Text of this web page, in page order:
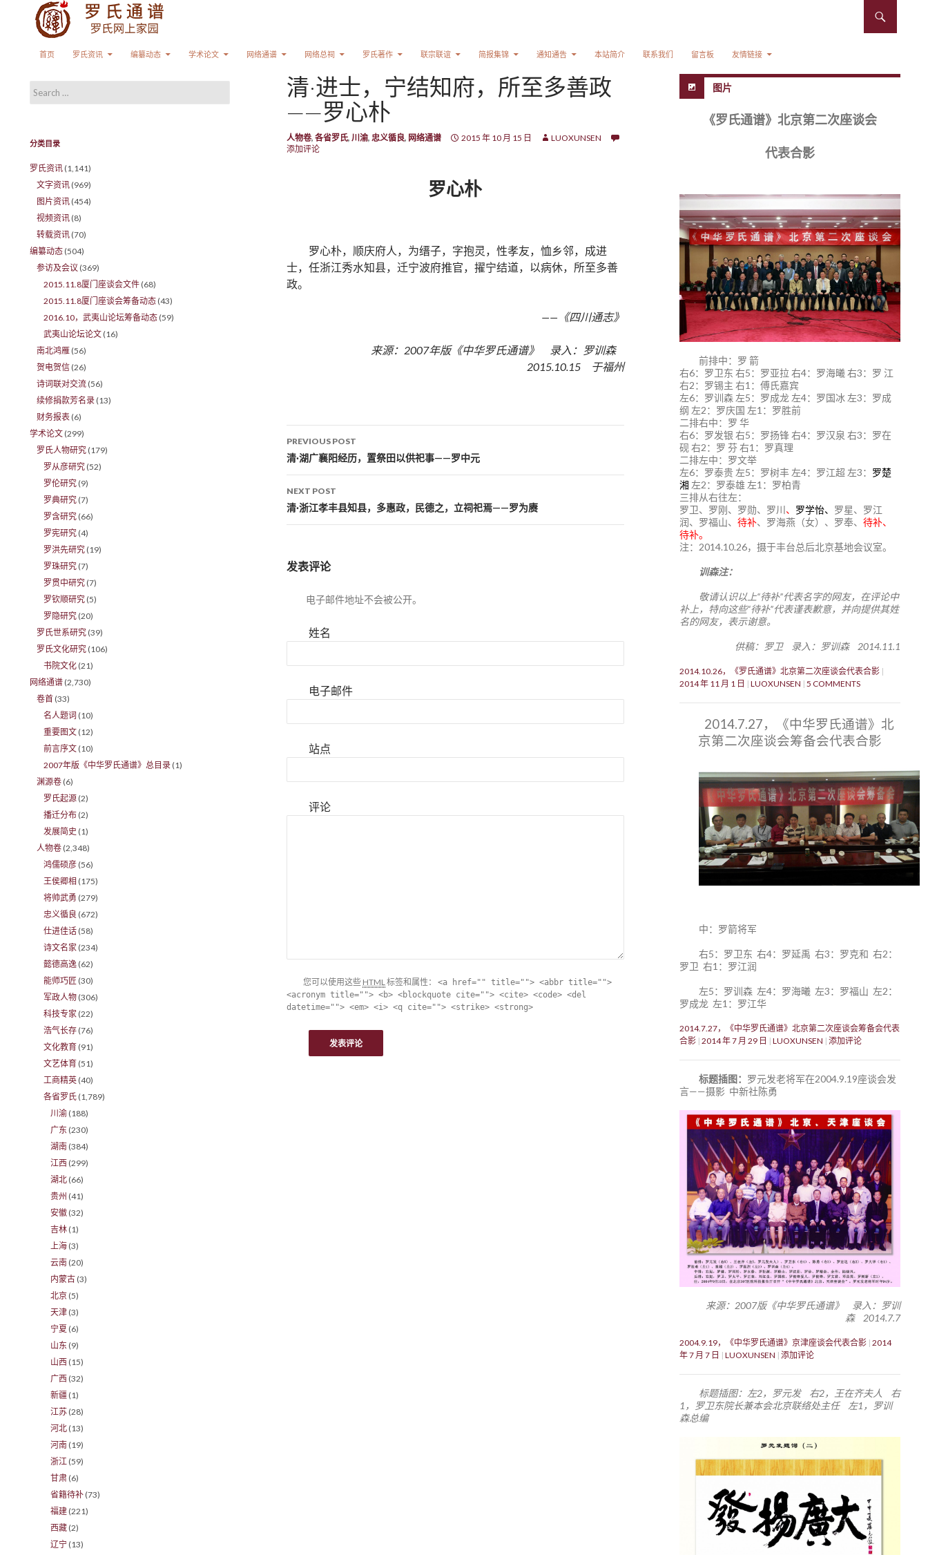
首页
罗氏资讯 编纂动态 学术论文 网络通谱 网络总祠 罗氏著作 联宗联谊 简报集锦 通知通告 本站简介 联系我们 留言板 友情链接
清·进士，宁结知府，所至多善政
——罗心朴
人物卷, 各省罗氏, 川渝, 忠义循良, 网络通谱 2015 年 10 月 15 日
LUOXUNSEN
添加评论
罗心朴
罗心朴，顺庆府人，为缙子，字抱灵，性孝友，恤乡邻，成进
士，任浙江秀水知县，迁宁波府推官，擢宁结道，以病休，所至多善
政。
——《四川通志》
来源：2007年版《中华罗氏通谱》 录入：罗训森
2015.10.15 于福州
Post navigation
PREVIOUS POST
清·湖广襄阳经历，置祭田以供祀事——罗中元
NEXT POST
清·浙江孝丰县知县，多惠政，民德之，立祠祀焉——罗为赓
发表评论
电子邮件地址不会被公开。
姓名
电子邮件
站点
评论
您可以使用这些 HTML标签和属性： <a href="" title=""> <abbr title="">
<acronym title=""> <b> <blockquote cite=""> <cite> <code> <del
datetime=""> <em> <i> <q cite=""> <strike> <strong>
图片
《罗氏通谱》北京第二次座谈会
代表合影
前排中：罗 箭
右6：罗卫东 右5：罗亚拉 右4：罗海曦 右3：罗 江
右2：罗锡主 右1：傅氏嘉宾
左6：罗训森 左5：罗成龙 左4：罗国冰 左3：罗成
纲 左2：罗庆国 左1：罗胜前
二排右中：罗 华
右6：罗发银 右5：罗扬锋 右4：罗汉泉 右3：罗在
砚 右2：罗 芬 右1：罗真理
二排左中：罗文举
左6：罗泰贵 左5：罗树丰 左4：罗江超 左3： 罗楚
湘 左2：罗泰雄 左1：罗柏青
三排从右往左：
罗卫、罗刚、罗勋、罗川、 罗学怡、 罗星、罗江
润、罗福山、 待补、罗海燕（女）、罗奉、 待补、
待补。
注：2014.10.26，摄于丰台总后北京基地会议室。
训森注：
敬请认识以上“待补”代表名字的网友，在评论中
补上，特向这些“待补”代表谨表歉意，并向提供其姓
名的网友，表示谢意。
供稿：罗卫 录入：罗训森 2014.11.1
2014.10.26，《罗氏通谱》北京第二次座谈会代表合影
2014 年 11 月 1 日
LUOXUNSEN 5 COMMENTS
2014.7.27，《中华罗氏通谱》北
京第二次座谈会筹备会代表合影
中：罗箭将军
右5：罗卫东 右4：罗延禹 右3：罗克和 右2：
罗卫 右1：罗江润
左5：罗训森 左4：罗海曦 左3：罗福山 左2：
罗成龙 左1：罗江华
2014.7.27，《中华罗氏通谱》北京第二次座谈会筹备会代表
合影 2014 年 7 月 29 日 LUOXUNSEN 添加评论
标题插图： 罗元发老将军在2004.9.19座谈会发
言——摄影 中新社陈勇
来源：2007版《中华罗氏通谱》 录入：罗训
森 2014.7.7
2004.9.19，《中华罗氏通谱》京津座谈会代表合影 2014
年 7 月 7 日
LUOXUNSEN 添加评论
标题插图：左2，罗元发 右2，王在齐夫人 右
1，罗卫东院长兼本会北京联络处主任 左1，罗训
森总编
Search for:
分类目录
罗氏资讯 (1,141)
文字资讯 (969)
图片资讯 (454)
视频资讯 (8)
转载资讯 (70)
编纂动态 (504)
参访及会议 (369)
2015.11.8厦门座谈会文件 (68)
2015.11.8厦门座谈会筹备动态 (43)
2016.10，武夷山论坛筹备动态 (59)
武夷山论坛论文 (16)
南北鸿雁 (56)
贺电贺信 (26)
诗词联对交流 (56)
续修捐款芳名录 (13)
财务报表 (6)
学术论文 (299)
罗氏人物研究 (179)
罗从彦研究 (52)
罗伦研究 (9)
罗典研究 (7)
罗含研究 (66)
罗宪研究 (4)
罗洪先研究 (19)
罗珠研究 (7)
罗贯中研究 (7)
罗钦顺研究 (5)
罗隐研究 (20)
罗氏世系研究 (39)
罗氏文化研究 (106)
书院文化 (21)
网络通谱 (2,730)
卷首 (33)
名人题词 (10)
重要图文 (12)
前言序文 (10)
2007年版《中华罗氏通谱》总目录 (1)
渊源卷 (6)
罗氏起源 (2)
播迁分布 (2)
发展简史 (1)
人物卷 (2,348)
鸿儒硕彦 (56)
王侯卿相 (175)
将帅武勇 (279)
忠义循良 (672)
仕进佳话 (58)
诗文名家 (234)
懿德高逸 (62)
能师巧匠 (30)
军政人物 (306)
科技专家 (22)
浩气长存 (76)
文化教育 (91)
文艺体育 (51)
工商精英 (40)
各省罗氏 (1,789)
川渝 (188)
广东 (230)
湖南 (384)
江西 (299)
湖北 (66)
贵州 (41)
安徽 (32)
吉林 (1)
上海 (3)
云南 (20)
内蒙古 (3)
北京 (5)
天津 (3)
宁夏 (6)
山东 (9)
山西 (15)
广西 (32)
新疆 (1)
江苏 (28)
河北 (13)
河南 (19)
浙江 (59)
甘肃 (6)
省籍待补 (73)
福建 (221)
西藏 (2)
辽宁 (13)